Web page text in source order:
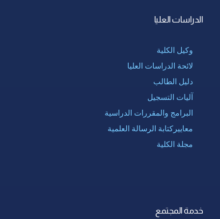
الدراسات العليا
وكيل الكلية
لائحة الدراسات العليا
دليل الطالب
آليات التسجيل
البرامج والمقررات الدراسية
معاييركتابة الرسالة العلمية
مجلة الكلية
خدمة المجتمع